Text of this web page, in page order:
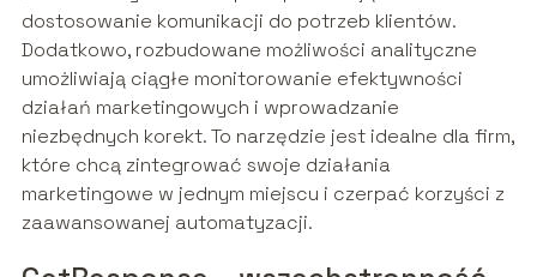
dostosowanie komunikacji do potrzeb klientów.
Dodatkowo, rozbudowane możliwości analityczne
umożliwiają ciągłe monitorowanie efektywności
działań marketingowych i wprowadzanie
niezbędnych korekt. To narzędzie jest idealne dla firm,
które chcą zintegrować swoje działania
marketingowe w jednym miejscu i czerpać korzyści z
zaawansowanej automatyzacji.